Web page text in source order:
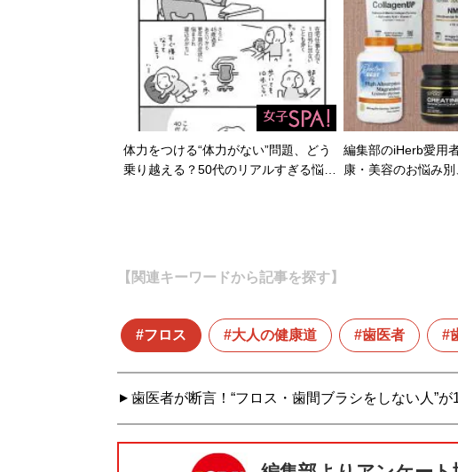
体力をつける“体力がない”問題、どう
乗り越える？50代のリアルすぎる悩…
編集部のiHerb愛用
康・美容のお悩み
【関連キーワードから記事を探す】
フロス 大人の健康道 歯医者
歯医者が断言！“フロス・歯間ブラシをしない人”